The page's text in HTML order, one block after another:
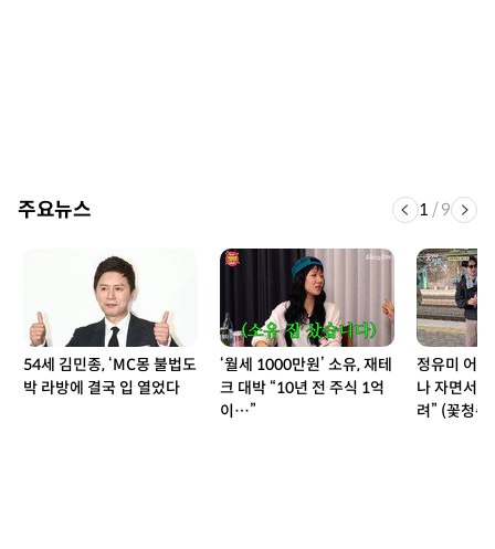
주요뉴스 1 /9
54세 김민종, ‘MC몽 불법도
박 라방에 결국 입 열었다
‘월세 1000만원’ 소유, 재테
크 대박 “10년 전 주식 1억
이…”
정유미 어
나 자면서
려” (꽃청춘)